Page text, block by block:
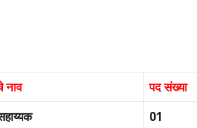
नाव
पद संख्या
01